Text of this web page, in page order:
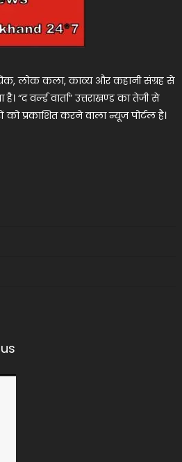
लोक कला, काव्य और कहानी संग्रह से
वर्ल्ड वार्ता” उत्तराखण्ड का तेजी से
को प्रकाशित करने वाला न्यूज पोर्टल है।